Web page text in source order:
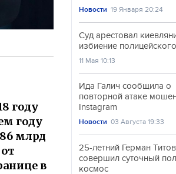
году
году
млрд
в
Новости 19 Января 20:24
Суд арестовал
избиение полицейского
11 Мая 10:13
Ида Галич сообщила о
повторной атаке
Instagram
Новости 03 Августа 19:33
25-летний Герман
совершил суточный
космос